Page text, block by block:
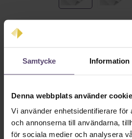
Samtycke Information
Denna webbplats använder
Vi använder enhetsidentifierare för
och annonserna till användarna,
för sociala medier och analysera
Ordinarie pris:
0,00 kr
Tillgänglig omedelbart, leveranstid: 2-5